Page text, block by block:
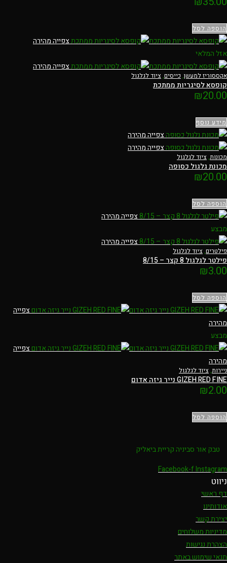
הוספה לסל
צפייה מהירה
אזל המלאי
צפייה מהירה
אקססוריז למעשן, כייסים, ציוד לגלגול
קופסא לסיגריות ממתכת
₪20.00
מידע נוסף
צפייה מהירה
צפייה מהירה
מכונות, ציוד לגלגול
מכונת גלגול כסופה
₪20.00
הוספה לסל
צפייה מהירה
מבצע
צפייה מהירה
פילטרים, ציוד לגלגול
פילטר לגלגול 8 קצר – 8/15
₪3.00
הוספה לסל
צפייה
מהירה
מבצע
צפייה
מהירה
ניירות, ציוד לגלגול
GIZEH RED FINE נייר גיזה אדום
₪2.00
הוספה לסל
טבק אור סביניה קריית ביאליק
Facebook-fInstagram
ניווט
דף ראשי
אודותינו
יצירת קשר
מדיניות משלוחים
הצהרת נגישות
תנאי שימוש באתר